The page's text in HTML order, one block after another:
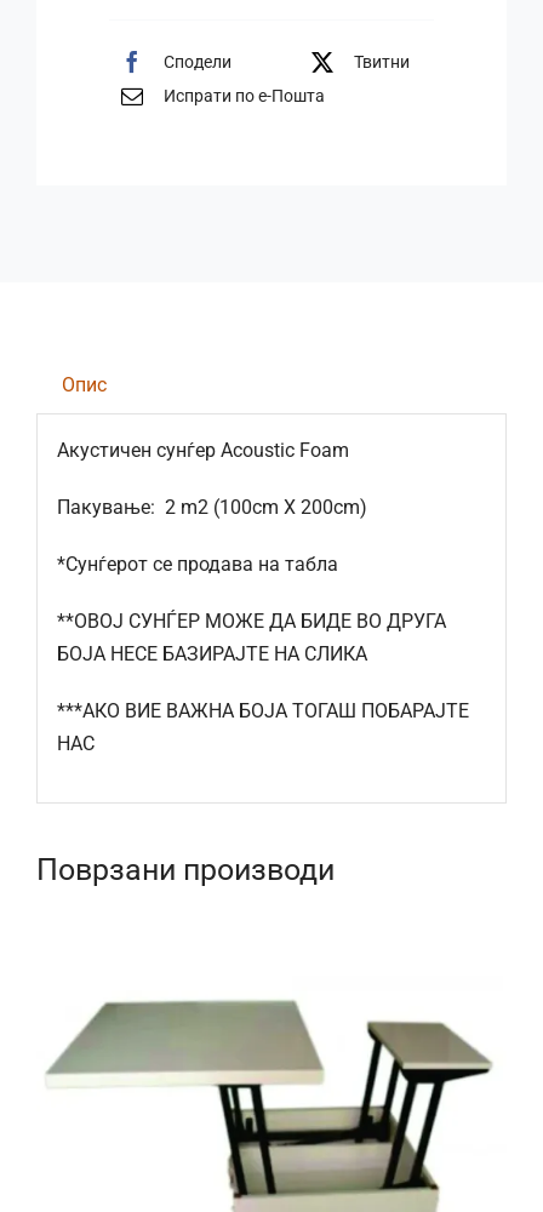
Сподели
Твитни
Испрати по е-Пошта
Опис
Акустичен сунѓер Acoustic Foam
Пакување: 2 m2 (100cm X 200cm)
*Сунѓерот се продава на табла
**ОВОЈ СУНЃЕР МОЖЕ ДА БИДЕ ВО ДРУГА
БОЈА НЕСЕ БАЗИРАЈТЕ НА СЛИКА
***АКО ВИЕ ВАЖНА БОЈА ТОГАШ ПОБАРАЈТЕ
НАС
Поврзани производи